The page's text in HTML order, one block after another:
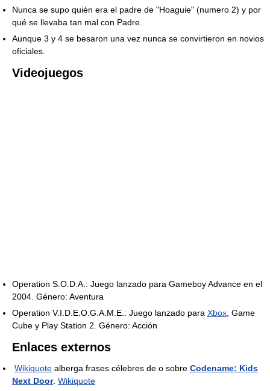
Nunca se supo quién era el padre de "Hoaguie" (numero 2) y por
qué se llevaba tan mal con Padre.
Aunque 3 y 4 se besaron una vez nunca se convirtieron en novios
oficiales.
Videojuegos
Operation S.O.D.A.: Juego lanzado para Gameboy Advance en el
2004. Género: Aventura
Operation V.I.D.E.O.G.A.M.E.: Juego lanzado para Xbox , Game
Cube y Play Station 2. Género: Acción
Enlaces externos
Wikiquote alberga frases célebres de o sobre Codename: Kids
Next Door. Wikiquote